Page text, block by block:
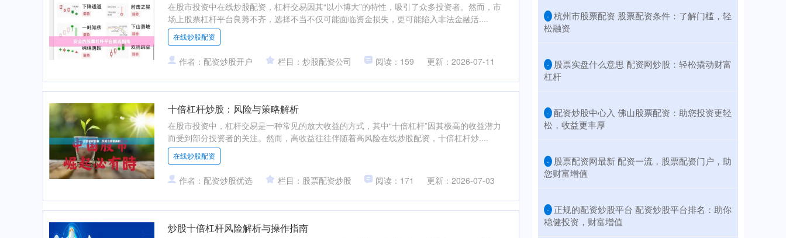
在股市投资中在线炒股配资，杠杆交易因其“以小博大”的特性，吸引了众多投资者。然而，市
场上股票杠杆平台良莠不齐，选择不当不仅可能面临资金损失，更可能陷入非法金融活....
在线炒股配资
作者：配资炒股开户 栏目：炒股配资公司 阅读：159 更新：2026-07-11
十倍杠杆炒股：风险与策略解析
在股市投资中，杠杆交易是一种常见的放大收益的方式，其中“十倍杠杆”因其极高的收益潜力
而受到部分投资者的关注。然而，高收益往往伴随着高风险在线炒股配资，十倍杠杆炒....
在线炒股配资
作者：配资炒股优选 栏目：股票配资炒股 阅读：171 更新：2026-07-03
炒股十倍杠杆风险解析与操作指南
· ​杭州市股票配资 股票配资条件：了解门槛，轻
松融资
· ​股票实盘什么意思 配资网炒股：轻松撬动财富
杠杆
· ​配资炒股中心入 佛山股票配资：助您投资更轻
松，收益更丰厚
· ​股票配资网最新 配资一流，股票配资门户，助
您财富增值
· ​正规的配资炒股平台 配资炒股平台排名：助你
稳健投资，财富增值